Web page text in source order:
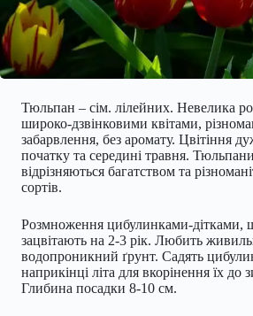
Тюльпан – сім. лілейних. Невелика
широко-дзвінковими квітами,
забарвлення, без аромату. Цвітіння
початку та середині травня. Тюльпани
відрізняються багатством та
сортів.
Розмноження цибулинками-дітками,
зацвітають на 2-3 рік. Любить
водопроникний ґрунт. Садять
наприкінці літа для вкорінення їх до
Глибина посадки 8-10 см.